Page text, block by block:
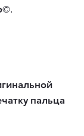
©.
пальца